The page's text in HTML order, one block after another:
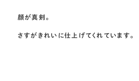
顔が真剣。
さすがきれいに仕上げてくれています。